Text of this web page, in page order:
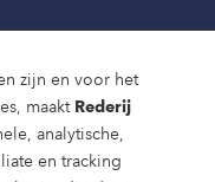
zijn en voor het
maakt Rederij
analytische,
en tracking